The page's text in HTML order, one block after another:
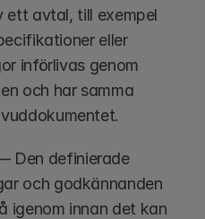
ett avtal, till exempel
eller
införlivas genom
och har samma
Den definierade
och godkännanden
igenom innan det kan